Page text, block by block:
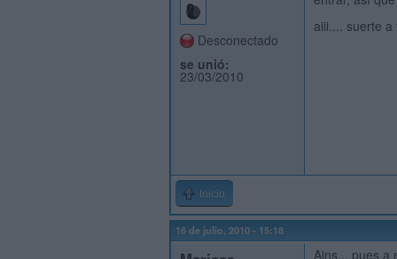
Desconectado
se unió:
23/03/2010
aiii.... suerte
Inicio
16 de julio, 2010 - 15:18
Ains... pues a